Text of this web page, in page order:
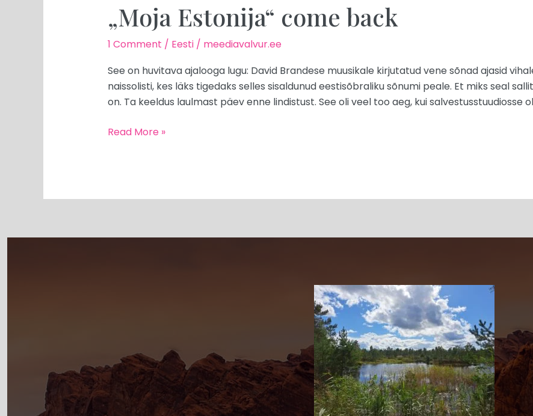
„Moja Estonija“ come back
1 Comment / Eesti/ meediavalvur.ee
See on huvitava ajalooga lugu: David Brandese muusikale kirjutatud vene sõnad ajasid
naissolisti, kes läks tigedaks selles sisaldunud eestisõbraliku sõnumi peale. Et miks seal
on. Ta keeldus laulmast päev enne lindistust. See oli veel too aeg, kui salvestusstuudiosse
Read More »